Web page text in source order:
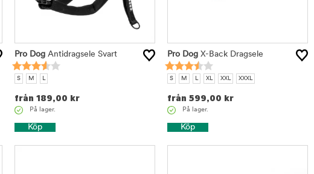
Pro DogAntidragsele Svart
S M L
från 189,00 kr
På lager.
Köp
Pro DogX-Back Dragsele
S M L XL XXL XXXL
från 599,00 kr
På lager.
Köp